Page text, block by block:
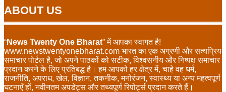
ABOUT US
“News Twenty One Bharat” में आपका स्वागत है!
www.newstwentyonebharat.com भारत का एक अग्रणी और सत्यप्रिय
समाचार पोर्टल है, जो अपने पाठकों को सटीक, विश्वसनीय और निष्पक्ष समाचार
प्रदान करने के लिए प्रतिबद्ध है। हम आपको हर क्षेत्र में, चाहे वह धर्म,
राजनीति, अपराध, खेल, विज्ञान, तकनीक, मनोरंजन, स्वास्थ्य या अन्य महत्वपूर्ण
घटनाएँ हों, नवीनतम अपडेट्स और तथ्यपूर्ण रिपोर्ट्स प्रदान करते हैं।